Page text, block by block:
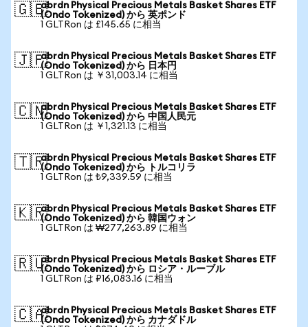
🇬🇧abrdn Physical Precious Metals Basket Shares ETF
(Ondo Tokenized) から 英ポンド
1 GLTRon は £145.65 に相当
🇯🇵abrdn Physical Precious Metals Basket Shares ETF
(Ondo Tokenized) から 日本円
1 GLTRon は ￥31,003.14 に相当
🇨🇳abrdn Physical Precious Metals Basket Shares ETF
(Ondo Tokenized) から 中国人民元
1 GLTRon は ￥1,321.13 に相当
🇹🇷abrdn Physical Precious Metals Basket Shares ETF
(Ondo Tokenized) から トルコリラ
1 GLTRon は ₺9,339.59 に相当
🇰🇷abrdn Physical Precious Metals Basket Shares ETF
(Ondo Tokenized) から 韓国ウォン
1 GLTRon は ₩277,263.89 に相当
🇷🇺abrdn Physical Precious Metals Basket Shares ETF
(Ondo Tokenized) から ロシア・ルーブル
1 GLTRon は ₽16,083.16 に相当
🇨🇦abrdn Physical Precious Metals Basket Shares ETF
(Ondo Tokenized) から カナダドル